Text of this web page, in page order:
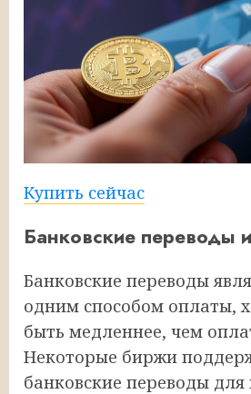
Купить сейчас
Банковские переводы
Банковские переводы
одним способом оплаты,
быть медленнее, чем
Некоторые биржи
банковские переводы для